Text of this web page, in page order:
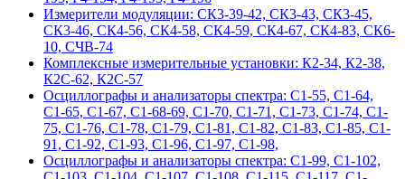
Измерители модуляции: СК3-39-42, СК3-43, СК3-45,
СК3-46, СК4-56, СК4-58, СК4-59, СК4-67, СК4-83, СК6-
10, СЧВ-74
Комплексные измерительные установки: К2-34, К2-38,
К2С-62, К2С-57
Осциллографы и анализаторы спектра: С1-55, С1-64,
С1-65, С1-67, С1-68-69, С1-70, С1-71, С1-73, С1-74, С1-
75, С1-76, С1-78, С1-79, С1-81, С1-82, С1-83, С1-85, С1-
91, С1-92, С1-93, С1-96, С1-97, С1-98,
Осциллографы и анализаторы спектра: С1-99, С1-102,